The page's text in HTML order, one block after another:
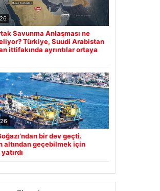
Savunma Anlaşması ne
Türkiye, Suudi Arabistan
ittifakında ayrıntılar ortaya
bir dev geçti.
altından geçebilmek için